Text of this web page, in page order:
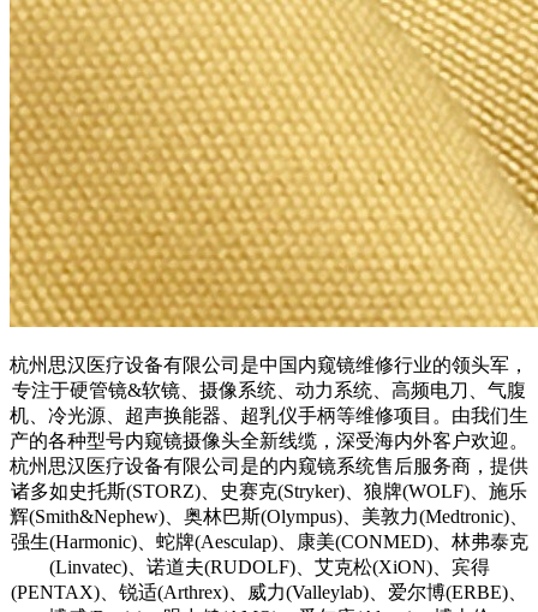
杭州思汉医疗设备有限公司是中国内窥镜维修行业的领头军，
专注于硬管镜&软镜、摄像系统、动力系统、高频电刀、气腹
机、冷光源、超声换能器、超乳仪手柄等维修项目。由我们生
产的各种型号内窥镜摄像头全新线缆，深受海内外客户欢迎。
杭州思汉医疗设备有限公司是的内窥镜系统售后服务商，提供
诸多如史托斯(STORZ)、史赛克(Stryker)、狼牌(WOLF)、施乐
辉(Smith&Nephew)、奥林巴斯(Olympus)、美敦力(Medtronic)、
强生(Harmonic)、蛇牌(Aesculap)、康美(CONMED)、林弗泰克
(Linvatec)、诺道夫(RUDOLF)、艾克松(XiON)、宾得
(PENTAX)、锐适(Arthrex)、威力(Valleylab)、爱尔博(ERBE)、